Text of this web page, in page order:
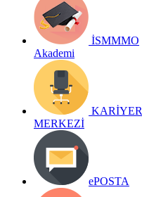
İSMMMO
Akademi
KARİYER
MERKEZİ
ePOSTA